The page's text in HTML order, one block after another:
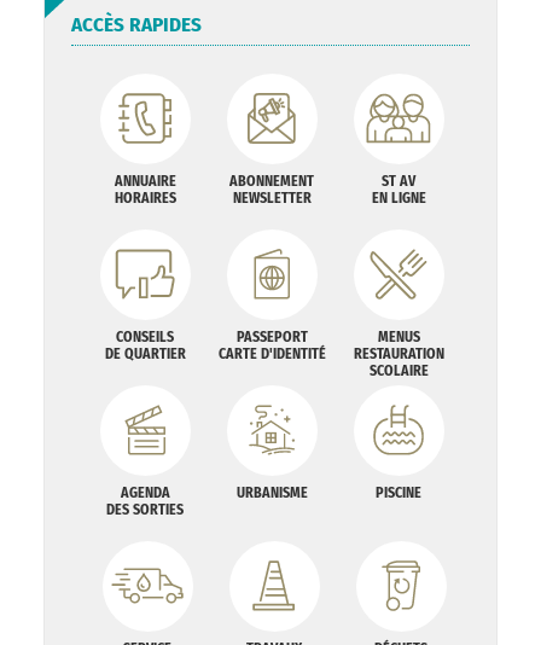
ACCÈS RAPIDES
ANNUAIRE
HORAIRES
ABONNEMENT
NEWSLETTER
ST AV
EN LIGNE
CONSEILS
DE QUARTIER
PASSEPORT
CARTE D'IDENTITÉ
MENUS
RESTAURATION
SCOLAIRE
AGENDA
DES SORTIES
URBANISME PISCINE